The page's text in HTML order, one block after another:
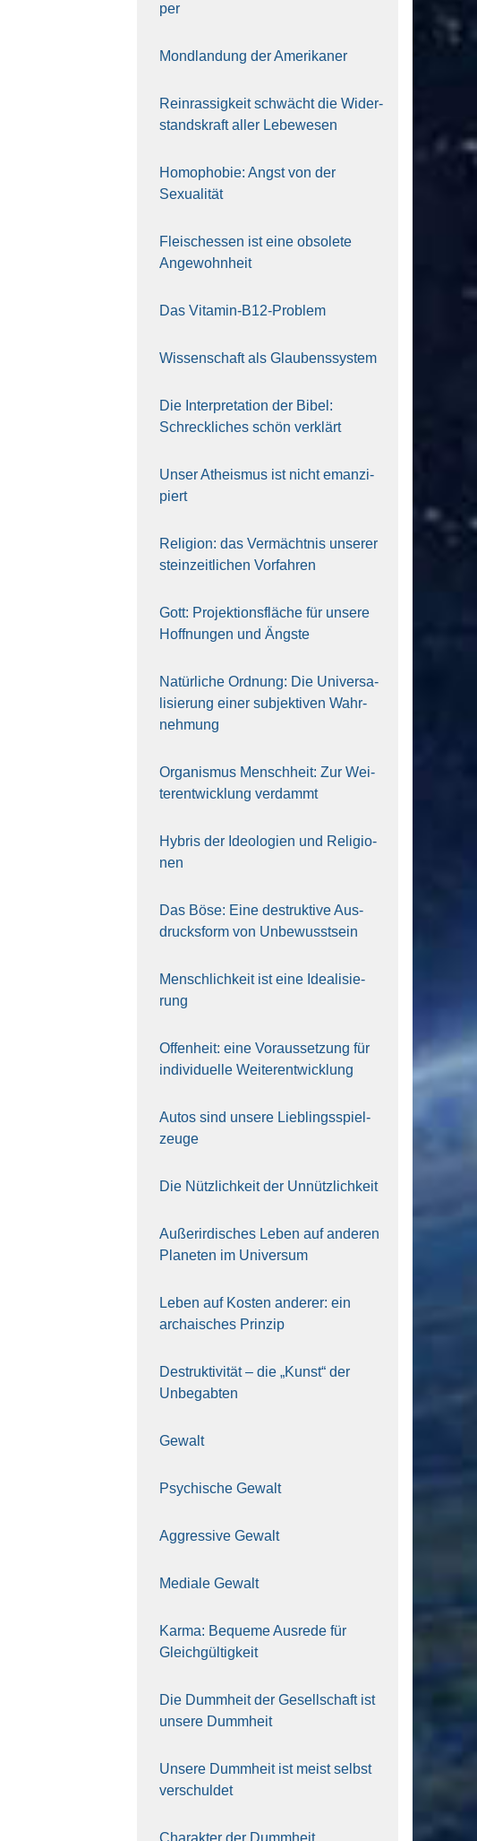
per
Mond­lan­dung der Ame­ri­ka­ner
Rein­ras­sig­keit schwächt die Wider­
stands­kraft aller Lebe­we­sen
Homo­pho­bie: Angst von der
Sexua­li­tät
Fleisch­essen ist eine obso­le­te
An‍ge‍wohn‍heit
Das Vit­amin-B12-Pro­blem
Wis­sen­schaft als Glau­bens­sys­tem
Die Inter­pre­ta­ti­on der Bibel:
Schreck­li­ches schön ver­klärt
Unser Athe­is­mus ist nicht eman­zi­
piert
Reli­gi­on: das Ver­mächt­nis unse­rer
stein­zeit­li­chen Vor­fah­ren
Gott: Pro­jek­ti­ons­flä­che für unse­re
Hoff­nun­gen und Ängs­te
Natür­li­che Ord­nung: Die Uni­ver­sa­
li­sie­rung einer sub­jek­ti­ven Wahr­
neh­mung
Orga­nis­mus Mensch­heit: Zur Wei­
ter­ent­wick­lung ver­dammt
Hybris der Ideo­lo­gien und Reli­gio­
nen
Das Böse: Eine destruk­ti­ve Aus­
drucks­form von Unbe­wusst­sein
Mensch­lich­keit ist eine Idea­li­sie­
rung
Offen­heit: eine Vor­aus­set­zung für
indi­vi­du­el­le Wei­ter­ent­wick­lung
Autos sind unse­re Lieb­lings­spiel­
zeu­ge
Die Nütz­lich­keit der Unnütz­lich­keit
Außer­ir­di­sches Leben auf ande­ren
Pla­ne­ten im Uni­ver­sum
Leben auf Kos­ten ande­rer: ein
archai­sches Prin­zip
Destruk­ti­vi­tät – die „Kunst“ der
Unbe­gab­ten
Gewalt
Psy­chi­sche Gewalt
Aggres­si­ve Gewalt
Media­le Gewalt
Kar­ma: Beque­me Aus­re­de für
Gleich­gül­tig­keit
Die Dumm­heit der Gesell­schaft ist
unse­re Dumm­heit
Unse­re Dumm­heit ist meist selbst
ver­schul­det
Cha­rak­ter der Dumm­heit